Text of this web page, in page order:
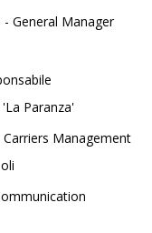
- General Manager
Paranza'
Carriers Management